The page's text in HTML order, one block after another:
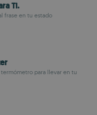
Ti.
frase en tu estado
para llevar en tu